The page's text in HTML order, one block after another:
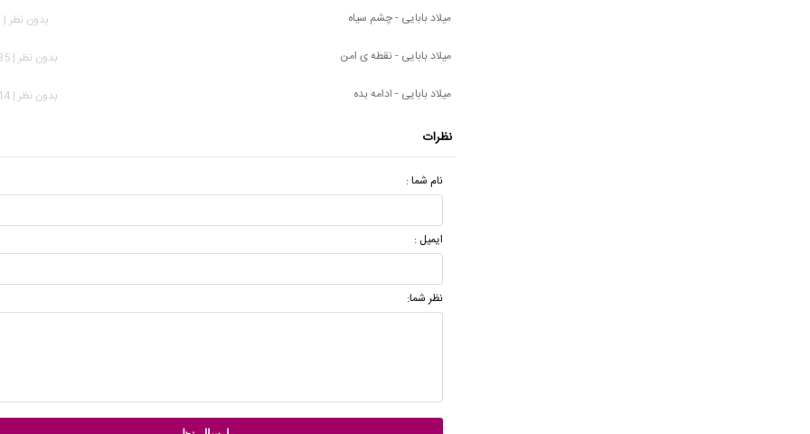
میلاد بابایی - چشم سیاه
بدون نظر | 783 بازدید
میلاد بابایی - نقطه ی امن
بدون نظر | 1,535 بازدید
میلاد بابایی - ادامه بده
بدون نظر | 2,414 بازدید
نظرات
نام شما :
ایمیل :
نظر شما: